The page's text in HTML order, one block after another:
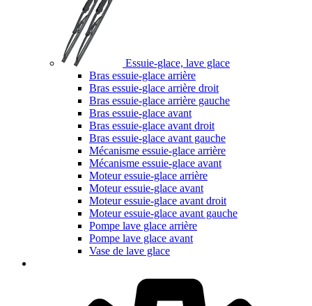
Essuie-glace, lave glace
Bras essuie-glace arrière
Bras essuie-glace arrière droit
Bras essuie-glace arrière gauche
Bras essuie-glace avant
Bras essuie-glace avant droit
Bras essuie-glace avant gauche
Mécanisme essuie-glace arrière
Mécanisme essuie-glace avant
Moteur essuie-glace arrière
Moteur essuie-glace avant
Moteur essuie-glace avant droit
Moteur essuie-glace avant gauche
Pompe lave glace arrière
Pompe lave glace avant
Vase de lave glace